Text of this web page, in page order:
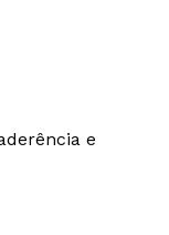
e